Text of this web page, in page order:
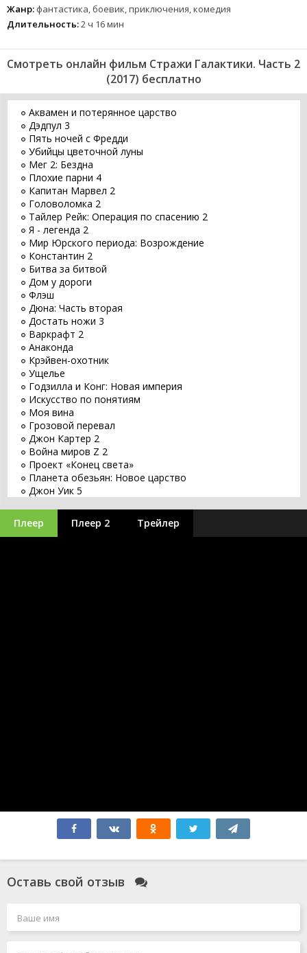
Жанр: фантастика, боевик, приключения, комедия
Длительность:2 ч 16 мин
Смотреть онлайн фильм Стражи Галактики. Часть 2
(2017) бесплатно
Аквамен и потерянное царство
Дэдпул 3
Пять ночей с Фредди
Убийцы цветочной луны
Мег 2: Бездна
Плохие парни 4
Капитан Марвел 2
Головоломка 2
Тайлер Рейк: Операция по спасению 2
Я - легенда 2
Мир Юрского периода: Возрождение
Константин 2
Битва за битвой
Дом у дороги
Флэш
Дюна: Часть вторая
Достать ножи 3
Варкрафт 2
Анаконда
Крэйвен-охотник
Ущелье
Годзилла и Конг: Новая империя
Искусство по понятиям
Моя вина
Грозовой перевал
Джон Картер 2
Война миров Z 2
Проект «Конец света»
Планета обезьян: Новое царство
Джон Уик 5
Хищник: Планета смерти
Оставь мир позади
Всё закончится на нас
Моя вина: Лондон
Голый пистолет
Миссия: невыполнима 7. Смертельная расплата. Часть
1
Плеер Плеер 2 Трейлер
Оставь свой отзыв